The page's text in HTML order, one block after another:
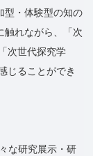
型・体験型の知の
触れながら、「次
次世代探究学
じることができ
な研究展示・研